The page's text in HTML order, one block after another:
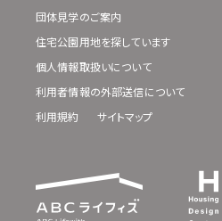
団体見学のご案内
住宅公園用地を探しています
個人情報取扱いについて
利用者情報の外部送信について
利用規約
サイトマップ